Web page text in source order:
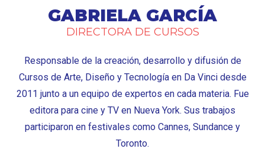
GABRIELA GARCÍA
DIRECTORA DE CURSOS
Responsable de la creación, desarrollo y difusión de
Cursos de Arte, Diseño y Tecnología en Da Vinci desde
2011 junto a un equipo de expertos en cada materia. Fue
editora para cine y TV en Nueva York. Sus trabajos
participaron en festivales como Cannes, Sundance y
Toronto.